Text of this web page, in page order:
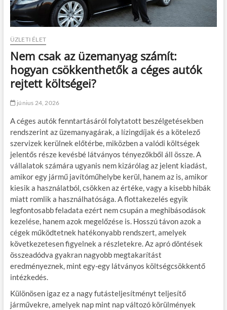
ÜZLETI ÉLET
Nem csak az üzemanyag számít:
hogyan csökkenthetők a céges autók
rejtett költségei?
június 24, 2026
A céges autók fenntartásáról folytatott beszélgetésekben
rendszerint az üzemanyagárak, a lízingdíjak és a kötelező
szervizek kerülnek előtérbe, miközben a valódi költségek
jelentős része kevésbé látványos tényezőkből áll össze. A
vállalatok számára ugyanis nem kizárólag az jelent kiadást,
amikor egy jármű javítóműhelybe kerül, hanem az is, amikor
kiesik a használatból, csökken az értéke, vagy a kisebb hibák
miatt romlik a használhatósága. A flottakezelés egyik
legfontosabb feladata ezért nem csupán a meghibásodások
kezelése, hanem azok megelőzése is. Hosszú távon azok a
cégek működtetnek hatékonyabb rendszert, amelyek
következetesen figyelnek a részletekre. Az apró döntések
összeadódva gyakran nagyobb megtakarítást
eredményeznek, mint egy-egy látványos költségcsökkentő
intézkedés.
Különösen igaz ez a nagy futásteljesítményt teljesítő
járművekre, amelyek nap mint nap változó körülmények